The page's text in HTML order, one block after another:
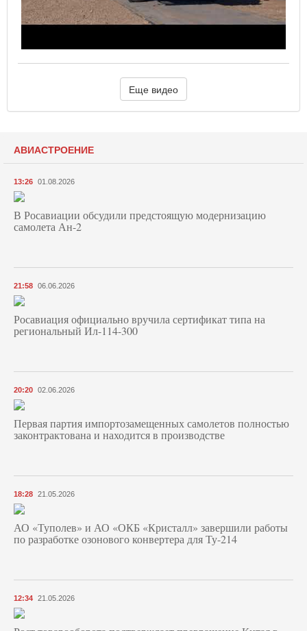
Еще видео
АВИАСТРОЕНИЕ
13:26 01.08.2026
В Росавиации обсудили предстоящую модернизацию
самолета Ан-2
21:58 06.06.2026
Росавиация официально вручила сертификат типа на
региональный Ил-114-300
20:20 02.06.2026
Первая партия импортозамещенных самолетов полностью
законтрактована и находится в производстве
18:28 21.05.2026
АО «Туполев» и АО «ОКБ «Кристалл» завершили работы
по разработке озонового конвертера для Ту-214
12:34 21.05.2026